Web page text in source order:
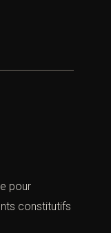
pour
constitutifs